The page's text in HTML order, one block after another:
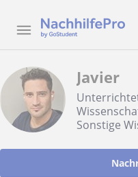
Javier
Sonstige